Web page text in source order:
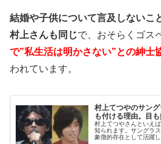
結婚や子供について言及しないこ
村上さんも同じで、おそらくゴス
で”私生活は明かさない”との紳士
われています。
村上てつやのサン
も付ける理由。目
村上てつやさんといえ
知られます。サングラ
象徴的存在として活躍